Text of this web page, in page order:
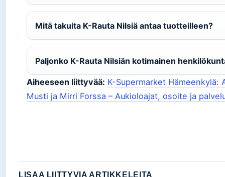
Mitä takuita K-Rauta Nilsiä antaa tuotteilleen?
Paljonko K-Rauta Nilsiän kotimainen
Aiheeseen liittyvää: K-Supermarket Hämeenkylä:
Musti ja Mirri Forssa – Aukioloajat, osoite ja
LISAA LIITTYVIA ARTIKKELEITA